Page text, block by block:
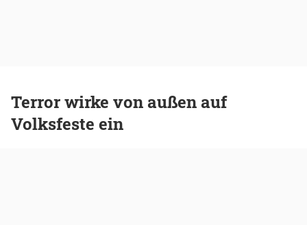
Terror wirke von außen auf
Volksfeste ein